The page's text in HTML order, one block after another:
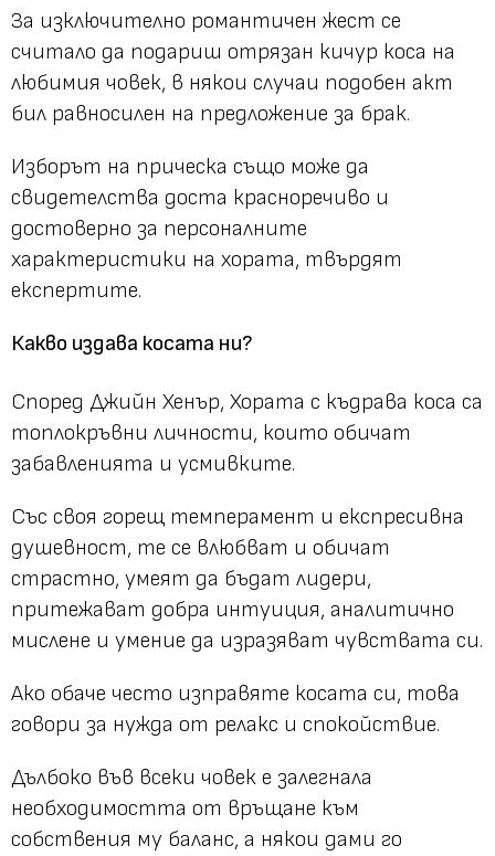
За изключително романтичен жест се
считало да подариш отрязан кичур коса на
любимия човек, в някои случаи подобен акт
бил равносилен на предложение за брак.
Изборът на прическа също може да
свидетелства доста красноречиво и
достоверно за персоналните
характеристики на хората, твърдят
експертите.
Какво издава косата ни?
Според Джийн Хенър, Хората с къдрава коса са
топлокръвни личности, които обичат
забавленията и усмивките.
Със своя горещ темперамент и експресивна
душевност, те се влюбват и обичат
страстно, умеят да бъдат лидери,
притежават добра интуиция, аналитично
мислене и умение да изразяват чувствата си.
Ако обаче често изправяте косата си, това
говори за нужда от релакс и спокойствие.
Дълбоко във всеки човек е залегнала
необходимостта от връщане към
собствения му баланс, а някои дами го